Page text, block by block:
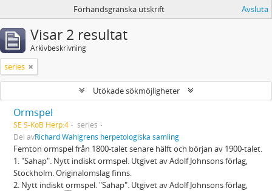
Förhandsgranska utskrift Avsluta
Visar 2 resultat
Arkivbeskrivning
series
Utökade sökmöjligheter
Ormspel
SE S-KoB Herp:4
series
Del avRichard Wahlgrens herpetologiska samling
Femton ormspel från 1800-talet senare hälft och början av 1900-talet.
1. "Sahap". Nytt indiskt ormspel. Utgivet av Adolf Johnsons förlag,
Stockholm. Originalomslag finns.
2. Nytt indiskt ormspel. "Sahap". Utgivet av Adolf Johnsons förlag,